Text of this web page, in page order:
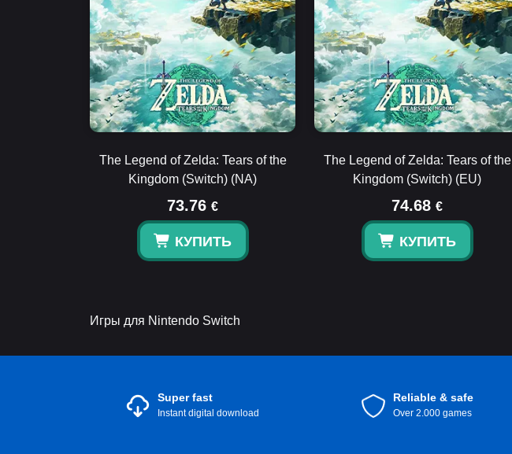
The Legend of Zelda: Tears of the
Kingdom (Switch) (NA)
73.76 €
КУПИТЬ
The Legend of Zelda: Tears of the
Kingdom (Switch) (EU)
74.68 €
КУПИТЬ
Игры для Nintendo Switch
Super fast
Instant digital download
Reliable & safe
Over 2.000 games